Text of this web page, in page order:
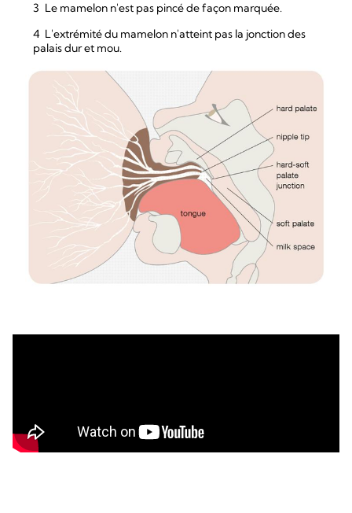
Le mamelon n'est pas pincé de façon marquée.
L'extrémité du mamelon n'atteint pas la jonction des
palais dur et mou.